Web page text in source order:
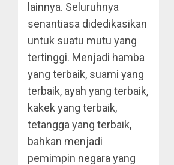
lainnya. Seluruhnya
senantiasa didedikasikan
untuk suatu mutu yang
tertinggi. Menjadi hamba
yang terbaik, suami yang
terbaik, ayah yang terbaik,
kakek yang terbaik,
tetangga yang terbaik,
bahkan menjadi
pemimpin negara yang